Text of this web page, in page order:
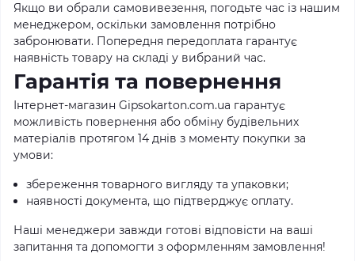
Якщо ви обрали самовивезення, погодьте час із нашим
менеджером, оскільки замовлення потрібно
забронювати. Попередня передоплата гарантує
наявність товару на складі у вибраний час.
Гарантія та повернення
Інтернет-магазин Gipsokarton.com.ua гарантує
можливість повернення або обміну будівельних
матеріалів протягом 14 днів з моменту покупки за
умови:
збереження товарного вигляду та упаковки;
наявності документа, що підтверджує оплату.
Наші менеджери завжди готові відповісти на ваші
запитання та допомогти з оформленням замовлення!